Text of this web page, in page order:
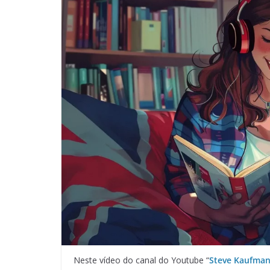
Neste vídeo do canal do Youtube “Steve